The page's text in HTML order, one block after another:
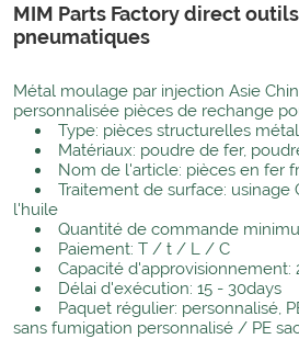
MIM Parts Factory direct
pneumatiques
Métal moulage par injection Asie
personnalisée pièces de rechange
Type: pièces structurelles
Matériaux: poudre de fer,
Nom de l'article: pièces en fer
Traitement de surface: usinage
l'huile
Quantité de commande
Paiement: T / t / L / C
Capacité
Délai d'exécution: 15 - 30days
Paquet régulier: personnalisé,
sans fumigation personnalisé / PE